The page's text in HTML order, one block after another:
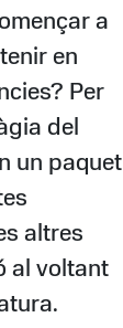
a
en
Per
del
un paquet
altres
al voltant